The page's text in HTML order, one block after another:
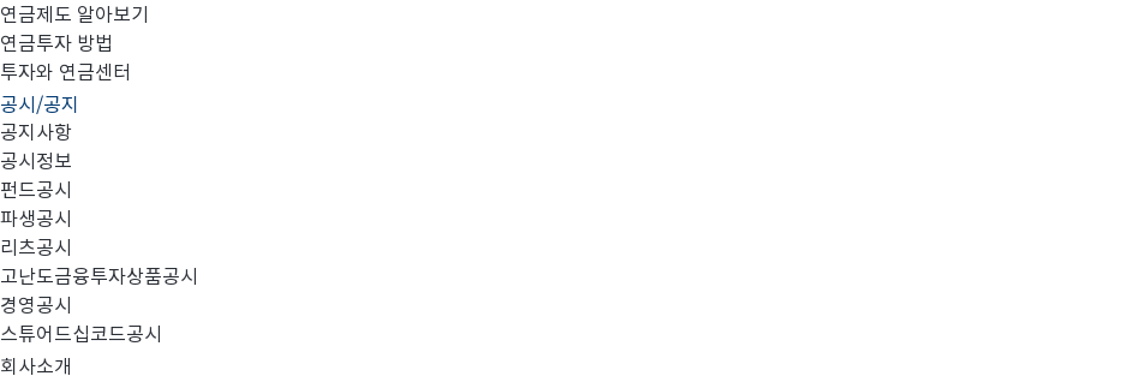
연금제도 알아보기
연금투자 방법
투자와 연금센터
공시/공지
공지사항
공시정보
펀드공시
파생공시
리츠공시
고난도금융투자상품공시
경영공시
스튜어드십코드공시
회사소개
첨부와 같이 당사의 주요 경영사항을 공시합니다.